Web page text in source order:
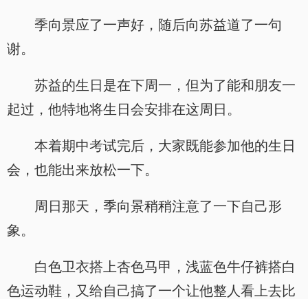
季向景应了一声好，随后向苏益道了一句
谢。
苏益的生日是在下周一，但为了能和朋友一
起过，他特地将生日会安排在这周日。
本着期中考试完后，大家既能参加他的生日
会，也能出来放松一下。
周日那天，季向景稍稍注意了一下自己形
象。
白色卫衣搭上杏色马甲，浅蓝色牛仔裤搭白
色运动鞋，又给自己搞了一个让他整人看上去比